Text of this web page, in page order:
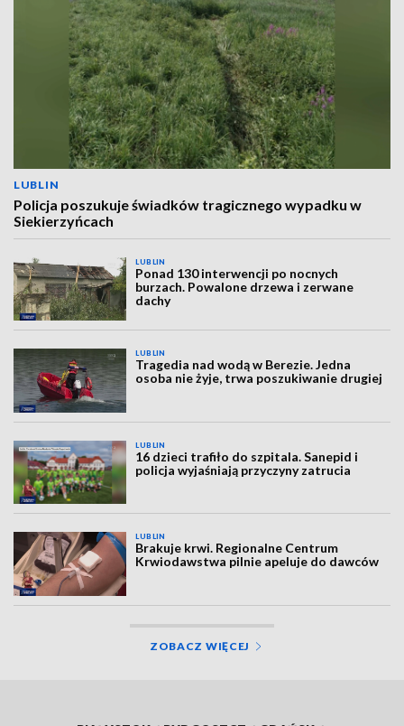
LUBLIN
Policja poszukuje świadków tragicznego wypadku w
Siekierzyńcach
LUBLIN
Ponad 130 interwencji po nocnych
burzach. Powalone drzewa i zerwane
dachy
LUBLIN
Tragedia nad wodą w Berezie. Jedna
osoba nie żyje, trwa poszukiwanie drugiej
LUBLIN
16 dzieci trafiło do szpitala. Sanepid i
policja wyjaśniają przyczyny zatrucia
LUBLIN
Brakuje krwi. Regionalne Centrum
Krwiodawstwa pilnie apeluje do dawców
ZOBACZ WIĘCEJ